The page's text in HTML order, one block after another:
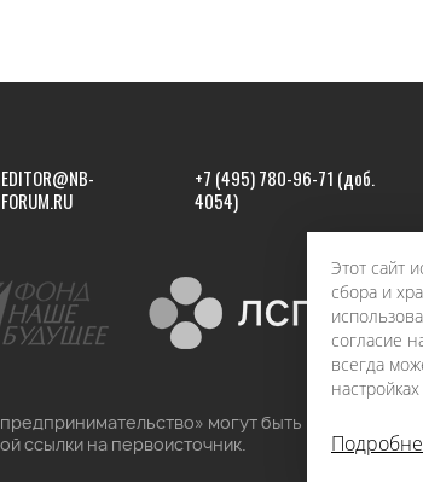
EDITOR@NB-
FORUM.RU
+7 (495) 780-96-71 (доб.
4054)
могут быть
ссылки на первоисточник.
Этот сайт
сбора и
согласие
всегда